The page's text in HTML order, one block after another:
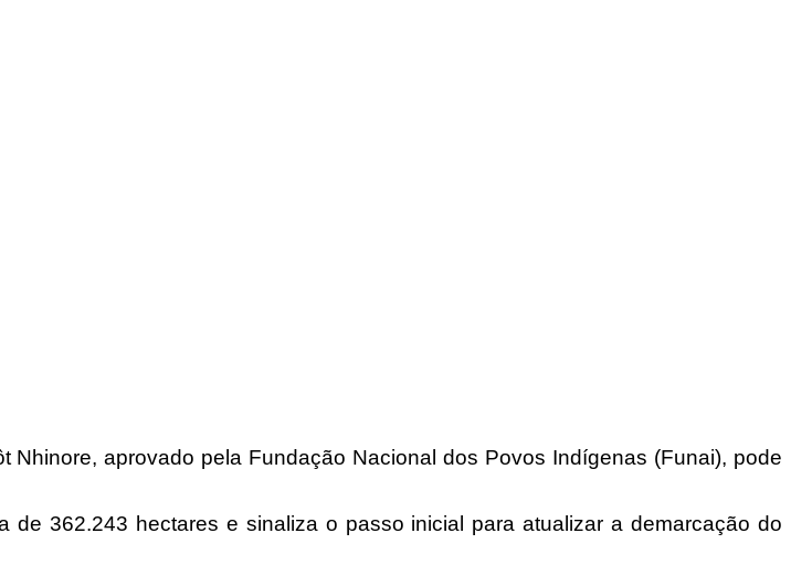
aprovado pela Fundação Nacional dos Povos Indígenas (Funai), pode
362.243 hectares e sinaliza o passo inicial para atualizar a demarcação do